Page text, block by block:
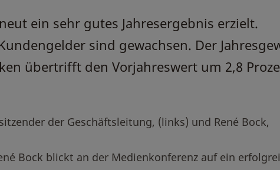
ein sehr gutes Jahresergebnis erzielt.
sind gewachsen. Der
übertrifft den Vorjahreswert um 2,8
der Geschäftsleitung, (links) und René Bock,
Bock blickt an der Medienkonferenz auf ein